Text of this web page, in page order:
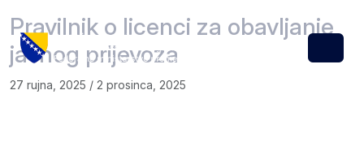
Menu
Pravilnik o licenci za obavljanje
javnog prijevoza
27 rujna, 2025 / 2 prosinca, 2025